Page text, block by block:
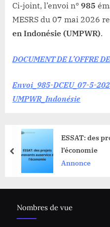
Ci-joint, l’envoi n° 985
MESRS du 07 mai 2026
en Indonésie (UMPWR).
DOCUMENT DE L’OFFRE
Envoi_985-DCEU_07-5-
UMPWR_Indonésie
ESSAT: des
l’économie
Annonce
prev
Nombres de vue